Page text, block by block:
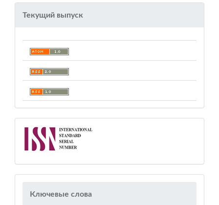
Текущий выпуск
Ключевые слова